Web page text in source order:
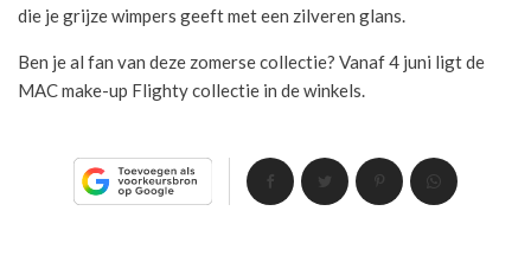
die je grijze wimpers geeft met een zilveren glans.
Ben je al fan van deze zomerse collectie? Vanaf 4 juni ligt de
MAC make-up Flighty collectie in de winkels.